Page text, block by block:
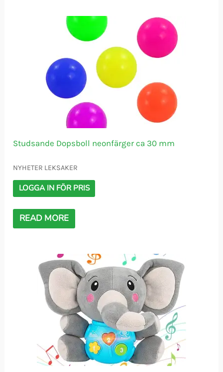
Studsande Dopsboll neonfärger ca 30 mm
NYHETER LEKSAKER
LOGGA IN FÖR PRIS
READ MORE